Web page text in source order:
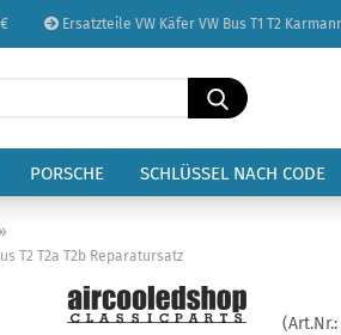
Ersatzteile VW Käfer VW Bus T1 T2
Sprache auswählen
Lieferland
Suche...
PORSCHE SCHLÜSSEL NACH CODE
»
T2 T2a T2b Reparatursatz
(Art.Nr.: